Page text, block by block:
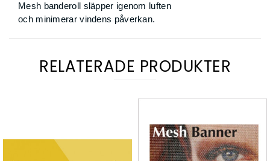
Mesh banderoll släpper igenom luften
och minimerarvindens påverkan.
RELATERADE PRODUKTER